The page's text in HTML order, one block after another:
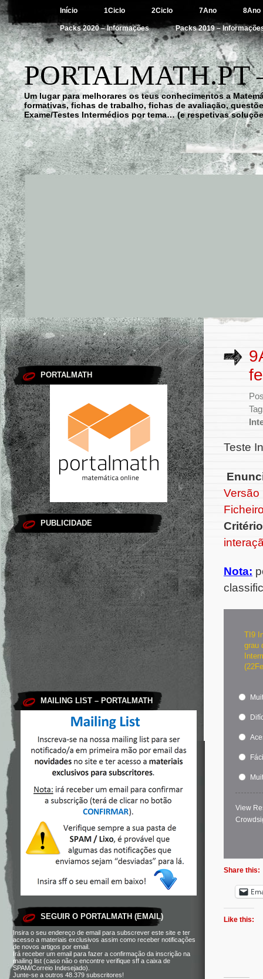
Início 1Ciclo 2Ciclo 7Ano 8Ano
Packs 2020 – Informações Packs 2019 –
Um lugar para melhorares os teus conhecimentos a
formativas, fichas de trabalho, fichas de avaliação,
Exame/Testes Intermédios por tema… (e respetivas
PORTALMATH
PUBLICIDADE
MAILING LIST – PORTALMATH
SEGUIR O PORTALMATH (EMAIL)
Insira o seu endereço de email para subscrever este site e ter
acesso a materiais exclusivos assim como receber notificações
de novos artigos por email.
Irá receber um email para fazer a confirmação da inscrição na
mailing list (caso não o encontre verifique sff a caixa de
SPAM/Correio Indesejado).
Junte-se a outros 48.379 subscritores!
Teste
Versão
Nota:
TI9
grau
View
Share this:
Like this: